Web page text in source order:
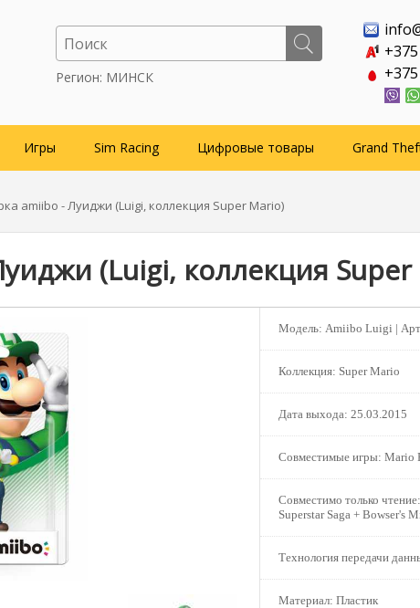
Регион: МИНСК
Игры Sim Racing Цифровые товары Grand
amiibo - Луиджи (Luigi, коллекция Super Mario)
(Luigi, коллекция
Модель: Amiibo Luigi |
Коллекция: Super Mario
Дата выхода: 25.03.2015
Совместимые игры: Mario
Совместимо только чтение:
Superstar Saga + Bowser's
Технология передачи
Материал: Пластик